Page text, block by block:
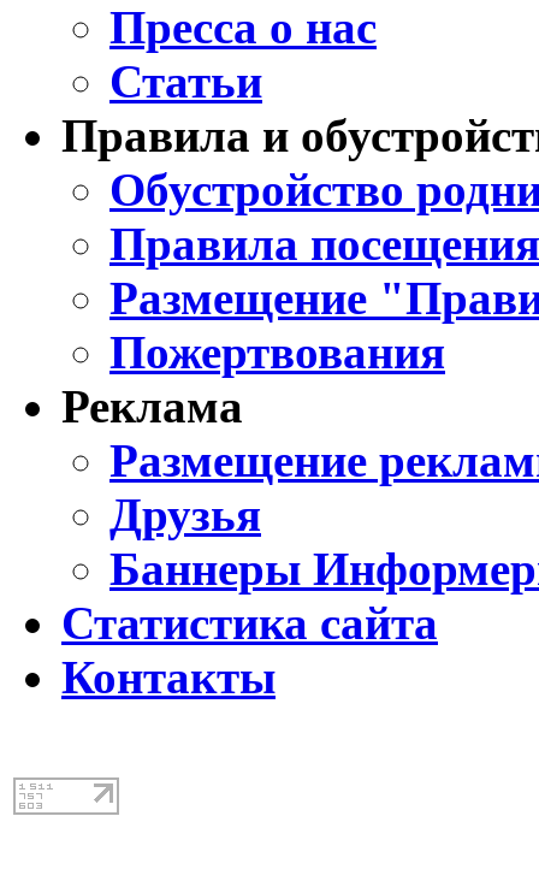
Пресса о нас
Статьи
Правила и
Обустройство
Правила
Размещение
Пожертвования
Реклама
Размещение
Друзья
Баннеры
Статистика сайта
Контакты